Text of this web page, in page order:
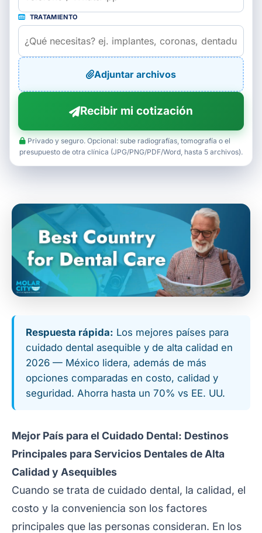
TRATAMIENTO
Adjuntar archivos
Recibir mi cotización
Privado y seguro. Opcional: sube radiografías, tomografía o el
presupuesto de otra clínica (JPG/PNG/PDF/Word, hasta 5 archivos).
Respuesta rápida: Los mejores países para
cuidado dental asequible y de alta calidad en
2026 — México lidera, además de más
opciones comparadas en costo, calidad y
seguridad. Ahorra hasta un 70% vs EE. UU.
Mejor País para el Cuidado Dental: Destinos
Principales para Servicios Dentales de Alta
Calidad y Asequibles
Cuando se trata de cuidado dental, la calidad, el
costo y la conveniencia son los factores
principales que las personas consideran. En los